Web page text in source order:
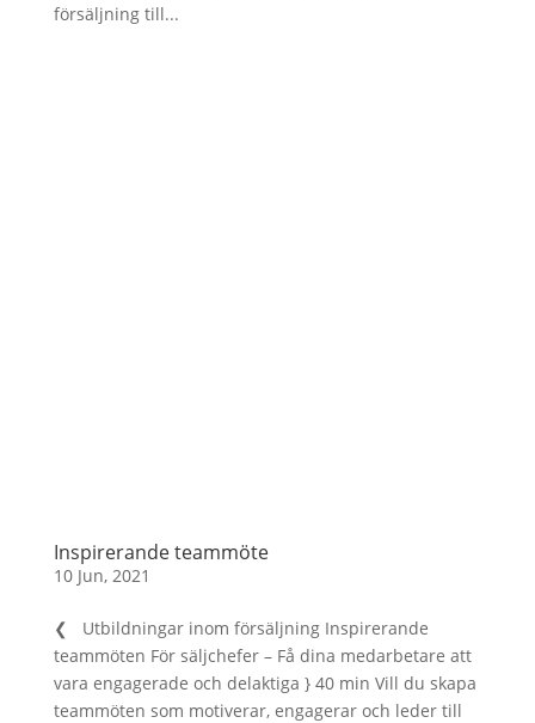
försäljning till...
Inspirerande teammöte
10 Jun, 2021
❮ Utbildningar inom försäljning Inspirerande
teammöten För säljchefer – Få dina medarbetare att
vara engagerade och delaktiga } 40 min Vill du skapa
teammöten som motiverar, engagerar och leder till